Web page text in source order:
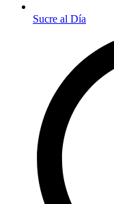
Sucre al Día